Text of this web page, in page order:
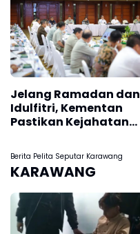
Jelang Ramadan dan
Idulfitri, Kementan
Pastikan Kejahatan
Tegas
Berita Pelita Seputar Karawang
KARAWANG